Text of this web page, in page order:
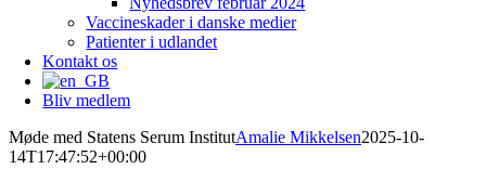
Vaccineskader i danske medier
Patienter i udlandet
Kontakt os
Bliv medlem
Møde med Statens Serum InstitutAmalie Mikkelsen2025-10-
14T17:47:52+00:00